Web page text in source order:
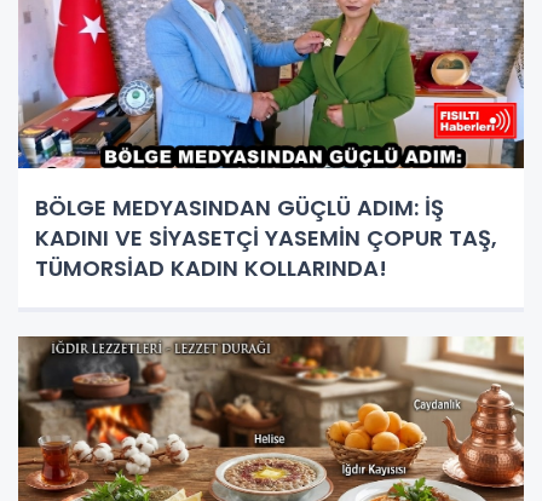
BÖLGE MEDYASINDAN GÜÇLÜ ADIM: İŞ
KADINI VE SİYASETÇİ YASEMİN ÇOPUR TAŞ,
TÜMORSİAD KADIN KOLLARINDA!